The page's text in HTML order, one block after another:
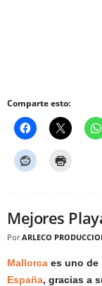
Comparte esto:
Mejores
Por ARLECO
Mallorca es uno
España, gracias a